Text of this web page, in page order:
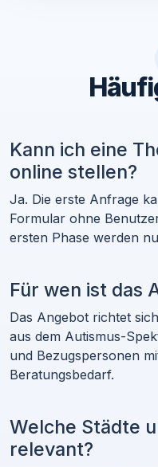
Kann ich eine
online stellen?
Ja. Die erste Anfrage
Formular ohne
ersten Phase werden
Für wen ist das
Das Angebot richtet
aus dem Autismus-
und Bezugspersonen
Beratungsbedarf.
Welche Städte
relevant?